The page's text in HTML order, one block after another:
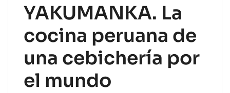
YAKUMANKA. La
cocina peruana de
una cebichería por
el mundo